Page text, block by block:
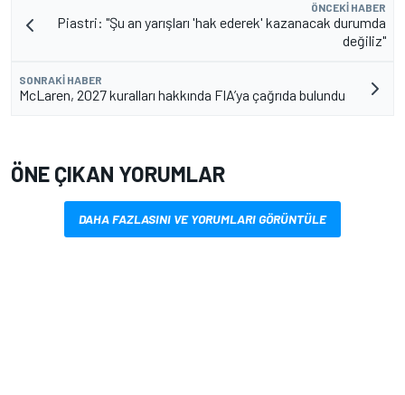
ÖNCEKI HABER
Piastri: "Şu an yarışları 'hak ederek' kazanacak durumda
değiliz"
SONRAKI HABER
McLaren, 2027 kuralları hakkında FIA’ya çağrıda bulundu
ÖNE ÇIKAN YORUMLAR
DAHA FAZLASINI VE YORUMLARI GÖRÜNTÜLE